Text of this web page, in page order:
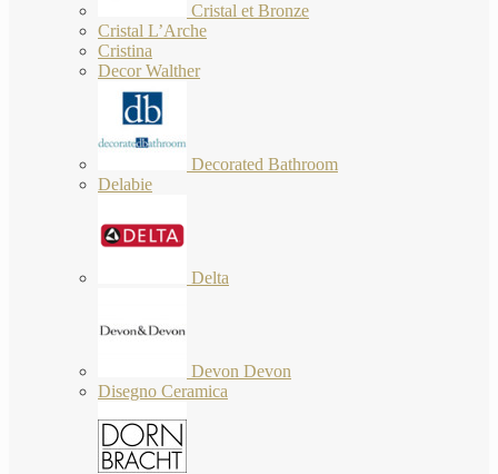
Cristal et Bronze
Cristal L’Arche
Cristina
Decor Walther
Decorated Bathroom
Delabie
Delta
Devon Devon
Disegno Ceramica